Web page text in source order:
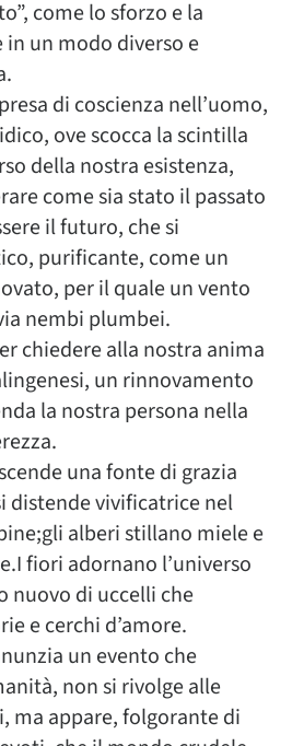
come lo sforzo e la
in un modo diverso e
di coscienza nell’uomo,
ove scocca la scintilla
della nostra esistenza,
come sia stato il passato
il futuro, che si
purificante, come un
per il quale un vento
nembi plumbei.
chiedere alla nostra anima
un rinnovamento
la nostra persona nella
una fonte di grazia
distende vivificatrice nel
alberi stillano miele e
fiori adornano l’universo
nuovo di uccelli che
e cerchi d’amore.
un evento che
non si rivolge alle
ma appare, folgorante di